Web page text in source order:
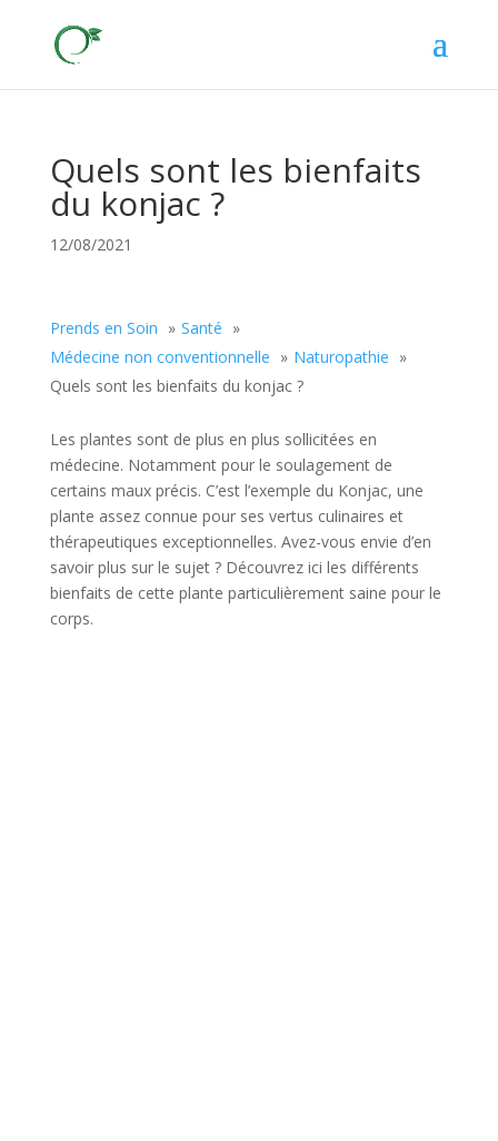
Quels sont les bienfaits
du konjac ?
12/08/2021
Prends en Soin
Santé
Médecine non conventionnelle
Naturopathie
Quels sont les bienfaits du konjac ?
Les plantes sont de plus en plus sollicitées en
médecine. Notamment pour le soulagement de
certains maux précis. C’est l’exemple du Konjac, une
plante assez connue pour ses vertus culinaires et
thérapeutiques exceptionnelles. Avez-vous envie d’en
savoir plus sur le sujet ? Découvrez ici les différents
bienfaits de cette plante particulièrement saine pour le
corps.